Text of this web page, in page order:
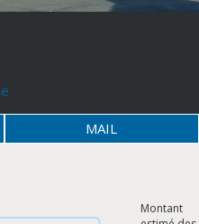
AGRANDIR
MAIL
Montant